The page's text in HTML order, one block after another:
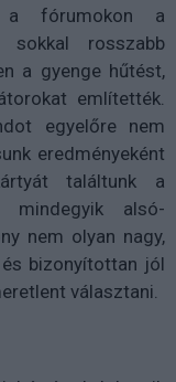
a fórumokon a
rosszabb
a gyenge hűtést,
említették.
egyelőre nem
eredményeként
találtunk a
mindegyik alsó-
nem olyan nagy,
bizonyítottan jól
választani.